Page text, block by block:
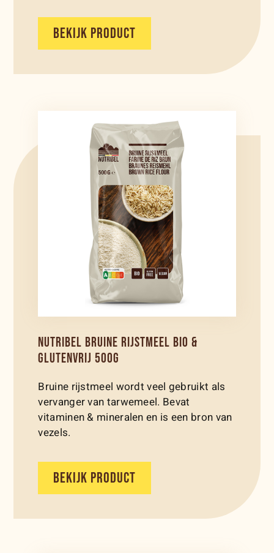
BEKIJK PRODUCT
NUTRIBEL BRUINE RIJSTMEEL BIO &
GLUTENVRIJ 500G
Bruine rijstmeel wordt veel gebruikt als
vervanger van tarwemeel. Bevat
vitaminen & mineralen en is een bron van
vezels.
BEKIJK PRODUCT